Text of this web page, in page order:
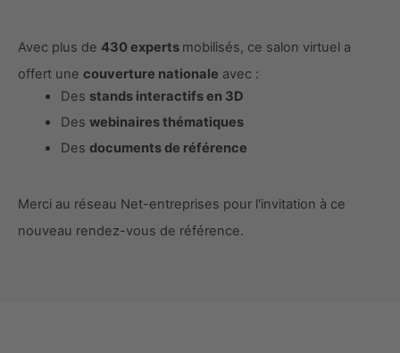
Avec plus de 430 experts mobilisés, ce salon virtuel a
offert une couverture nationale avec :
Des stands interactifs en 3D
Des webinaires thématiques
Des documents de référence
Merci au réseau Net-entreprises pour l'invitation à ce
nouveau rendez-vous de référence.